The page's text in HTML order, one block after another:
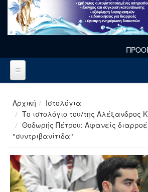
Αρχική
Ιστολόγια
Το ιστολόγιο του/της Αλέξανδρος
Θοδωρής Πέτρου: Αφανείς
"συντριβανίτιδα"